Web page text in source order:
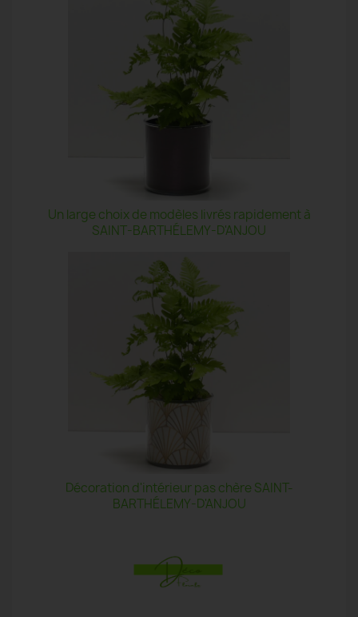
Un large choix de modèles livrés rapidement à
SAINT-BARTHÉLEMY-D'ANJOU
Décoration d'intérieur pas chère SAINT-
BARTHÉLEMY-D'ANJOU